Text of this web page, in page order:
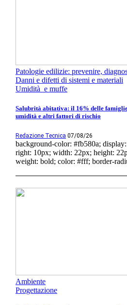
Patologie edilizie: prevenire,
Danni e difetti di sistemi e materiali
Umidità e muffe
Salubrità abitativa: il 16% delle
umidità e altri fattori di rischio
Redazione Tecnica 07/08/26
background-color: #fb580a;
right: 10px; width: 22px; height:
weight: bold; color: #fff; border-
Ambiente
Progettazione